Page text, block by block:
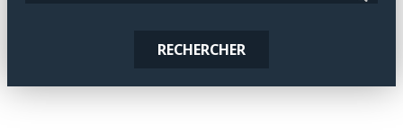
RECHERCHER